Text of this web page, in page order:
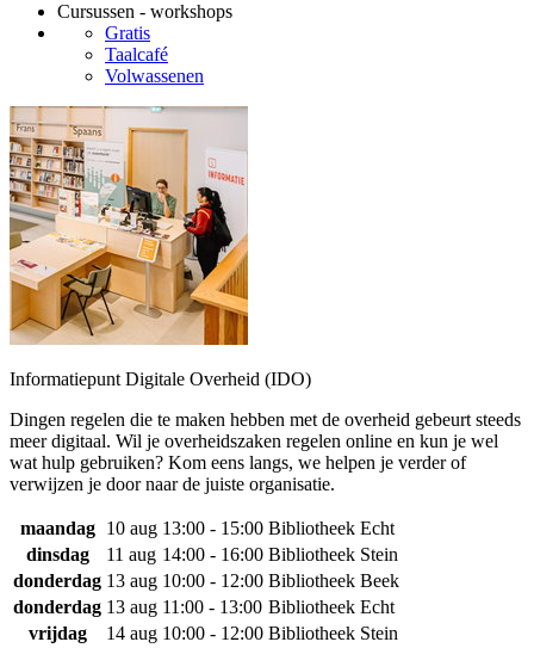
Cursussen - workshops
Gratis
Taalcafé
Volwassenen
Informatiepunt Digitale Overheid (IDO)
Dingen regelen die te maken hebben met de overheid gebeurt steeds
meer digitaal. Wil je overheidszaken regelen online en kun je wel
wat hulp gebruiken? Kom eens langs, we helpen je verder of
verwijzen je door naar de juiste organisatie.
maandag 10 aug 13:00 - 15:00 Bibliotheek Echt
dinsdag
11 aug 14:00 - 16:00 Bibliotheek Stein
donderdag 13 aug 10:00 - 12:00 Bibliotheek Beek
donderdag 13 aug 11:00 - 13:00 Bibliotheek Echt
vrijdag
14 aug 10:00 - 12:00 Bibliotheek Stein